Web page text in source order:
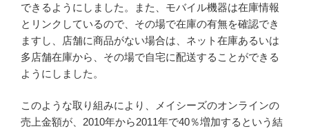
できるようにしました。また、モバイル機器は在庫情報
とリンクしているので、その場で在庫の有無を確認でき
ますし、店舗に商品がない場合は、ネット在庫あるいは
多店舗在庫から、その場で自宅に配送することができる
ようにしました。
このような取り組みにより、メイシーズのオンラインの
売上金額が、2010年から2011年で40％増加するという結